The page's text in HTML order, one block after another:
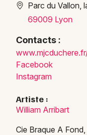
Parc du Vallon,
69009 Lyon
Contacts :
www.mjcduchere.
Facebook
Instagram
Artiste :
William Arribart
Cie Braque A